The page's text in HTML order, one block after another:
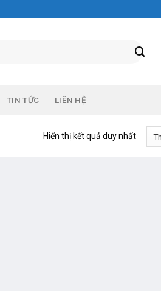
TIN TỨC LIÊN HỆ
Hiển thị kết quả duy nhất